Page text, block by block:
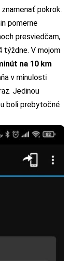
pokrok.
pomerne
presviedčam,
týždne. V mojom
na 10 km
v minulosti
Jedinou
boli prebytočné